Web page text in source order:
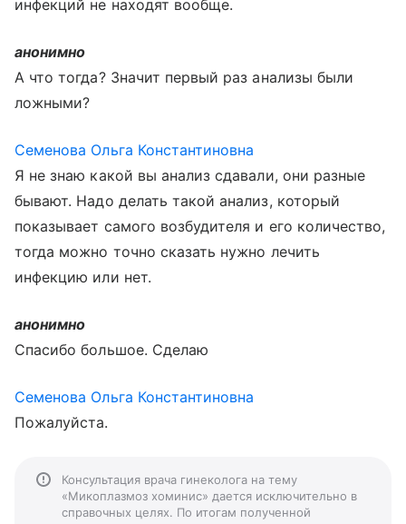
инфекций не находят вообще.
анонимно
А что тогда? Значит первый раз анализы были
ложными?
Семенова Ольга Константиновна
Я не знаю какой вы анализ сдавали, они разные
бывают. Надо делать такой анализ, который
показывает самого возбудителя и его количество,
тогда можно точно сказать нужно лечить
инфекцию или нет.
анонимно
Спасибо большое. Сделаю
Семенова Ольга Константиновна
Пожалуйста.
Консультация врача гинеколога на тему
«Микоплазмоз хоминис» дается исключительно в
справочных целях. По итогам полученной